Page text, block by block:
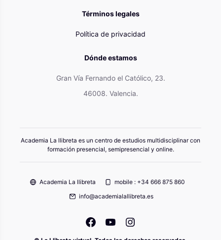
Términos legales
Política de privacidad
Dónde estamos
Gran Vía Fernando el Católico, 23.
46008. Valencia.
Academia La llibreta es un centro de estudios multidisciplinar con
formación presencial, semipresencial y online.
Academia La llibreta
mobile : +34 666 875 860
info@academialallibreta.es